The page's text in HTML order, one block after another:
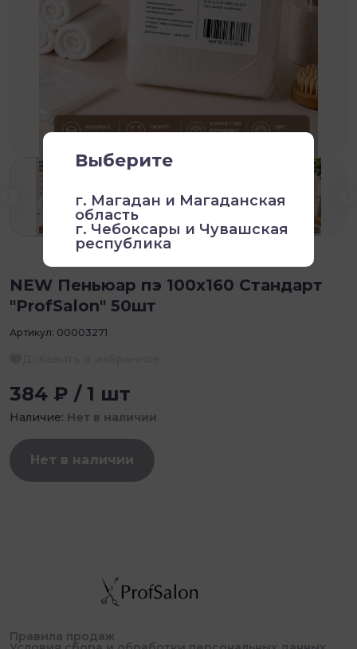
NEW Пеньюар пэ 100х160 Стандарт
"ProfSalon" 50шт
Артикул: 00003271
384 ₽ / 1 шт
Наличие: Нет в наличии
Нет в наличии
Правила продаж
Выберите
г. Магадан и Магаданская
область
г. Чебоксары и Чувашская
республика